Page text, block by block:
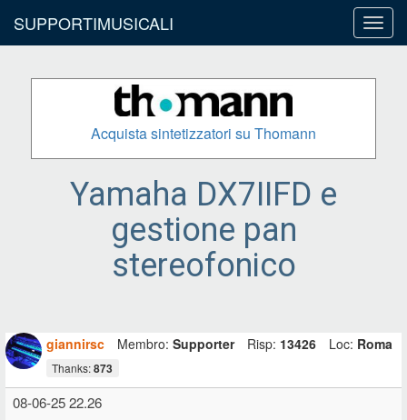
SUPPORTIMUSICALI
Acquista sintetizzatori su Thomann
Yamaha DX7IIFD e
gestione pan
stereofonico
giannirsc Membro: Supporter Risp: 13426 Loc: Roma
Thanks:873
08-06-25 22.26